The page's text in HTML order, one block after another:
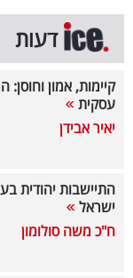
מדדים
ומחקרים
דעות
רכילות
קריפטו
דעות
קיימות, אמון
עסקית
יאיר אבידן
התיישבות יהודית
ישראל
ח"כ משה סולומון